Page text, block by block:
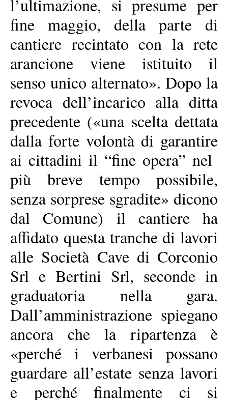
l’ultimazione, si presume per
fine maggio, della parte di
cantiere recintato con la rete
arancione viene istituito il
senso unico alternato». Dopo la
revoca dell’incarico alla ditta
precedente («una scelta dettata
dalla forte volontà di garantire
ai cittadini il “fine opera” nel
più breve tempo possibile,
senza sorprese sgradite» dicono
dal Comune) il cantiere ha
affidato questa tranche di lavori
alle Società Cave di Corconio
Srl e Bertini Srl, seconde in
graduatoria nella gara.
Dall’amministrazione spiegano
ancora che la ripartenza è
«perché i verbanesi possano
guardare all’estate senza lavori
e perché finalmente ci si